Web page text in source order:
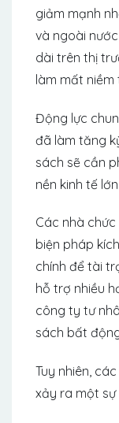
giảm mạnh
và ngoài
dài trên thị
làm mất niềm
Động lực
đã làm tăng
sách sẽ cần
nền kinh tế
Các nhà
biện pháp
chính để tài
hỗ trợ nhiều
công ty tư
sách bất
Tuy nhiên,
xảy ra một